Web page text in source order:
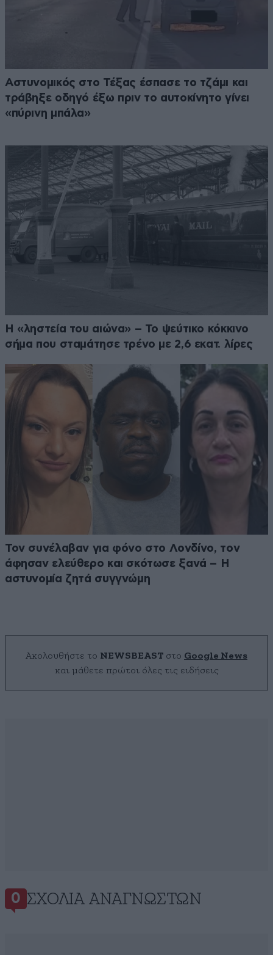
Αστυνομικός στο Τέξας έσπασε το τζάμι και
τράβηξε οδηγό έξω πριν το αυτοκίνητο γίνει
«πύρινη μπάλα»
Η «ληστεία του αιώνα» – Το ψεύτικο κόκκινο
σήμα που σταμάτησε τρένο με 2,6 εκατ. λίρες
Τον συνέλαβαν για φόνο στο Λονδίνο, τον
άφησαν ελεύθερο και σκότωσε ξανά – Η
αστυνομία ζητά συγγνώμη
Ακολουθήστε το NEWSBEAST στο Google News
και μάθετε πρώτοι όλες τις ειδήσεις
0 ΣΧΌΛΙΑ ΑΝΑΓΝΩΣΤΏΝ